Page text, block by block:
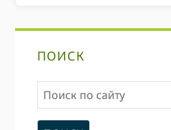
панель
ПОИСК
Поиск
по
сайту